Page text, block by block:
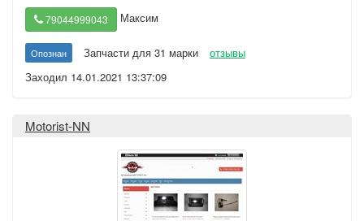
79044999043 Максим
Опознан Запчасти для 31 марки
отзывы
Заходил 14.01.2021 13:37:09
Motorist-NN